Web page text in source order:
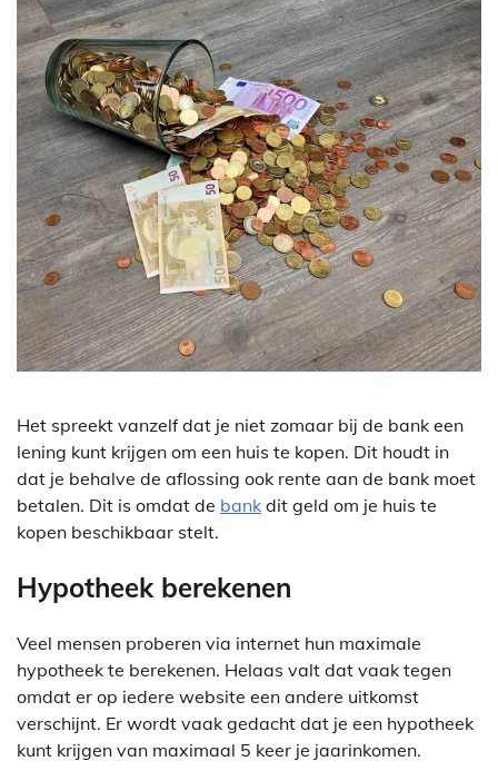
Het spreekt vanzelf dat je niet zomaar bij de bank een
lening kunt krijgen om een huis te kopen. Dit houdt in
dat je behalve de aflossing ook rente aan de bank moet
betalen. Dit is omdat de bank dit geld om je huis te
kopen beschikbaar stelt.
Hypotheek berekenen
Veel mensen proberen via internet hun maximale
hypotheek te berekenen. Helaas valt dat vaak tegen
omdat er op iedere website een andere uitkomst
verschijnt. Er wordt vaak gedacht dat je een hypotheek
kunt krijgen van maximaal 5 keer je jaarinkomen.